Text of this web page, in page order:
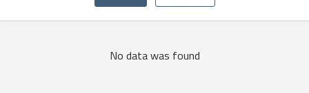
No data was found